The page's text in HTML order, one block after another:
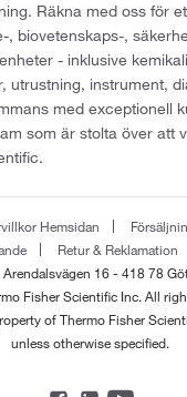
Räkna med oss för
, biovetenskaps-,
- inklusive
utrustning, instrument,
med exceptionell
som är stolta över att
Hemsidan
Retur & Reklamation
16 - 418 78
Fisher Scientific Inc. All
of Thermo Fisher
unless otherwise specified.